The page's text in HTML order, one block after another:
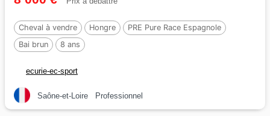
Cheval à vendre Hongre
PRE Pure Race Espagnole
Bai brun
8 ans
ecurie-ec-sport
Saône-et-Loire Professionnel